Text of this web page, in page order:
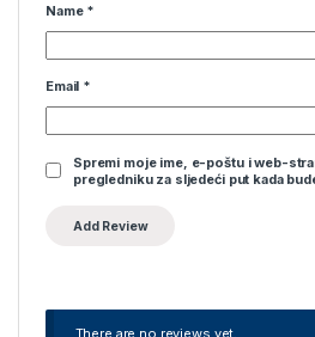
Name *
Email *
Spremi moje ime, e-poštu i web-
pregledniku za sljedeći put kada